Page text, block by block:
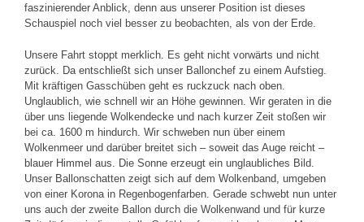
faszinierender Anblick, denn aus unserer Position ist dieses
Schauspiel noch viel besser zu beobachten, als von der Erde.
Unsere Fahrt stoppt merklich. Es geht nicht vorwärts und nicht
zurück. Da entschließt sich unser Ballonchef zu einem Aufstieg.
Mit kräftigen Gasschüben geht es ruckzuck nach oben.
Unglaublich, wie schnell wir an Höhe gewinnen. Wir geraten in die
über uns liegende Wolkendecke und nach kurzer Zeit stoßen wir
bei ca. 1600 m hindurch. Wir schweben nun über einem
Wolkenmeer und darüber breitet sich – soweit das Auge reicht –
blauer Himmel aus. Die Sonne erzeugt ein unglaubliches Bild.
Unser Ballonschatten zeigt sich auf dem Wolkenband, umgeben
von einer Korona in Regenbogenfarben. Gerade schwebt nun unter
uns auch der zweite Ballon durch die Wolkenwand und für kurze